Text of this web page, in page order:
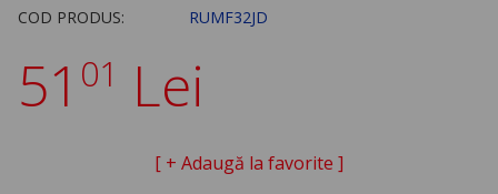
COD PRODUS:
RUMF32JD
51 01 Lei
[ + Adaugă la favorite ]